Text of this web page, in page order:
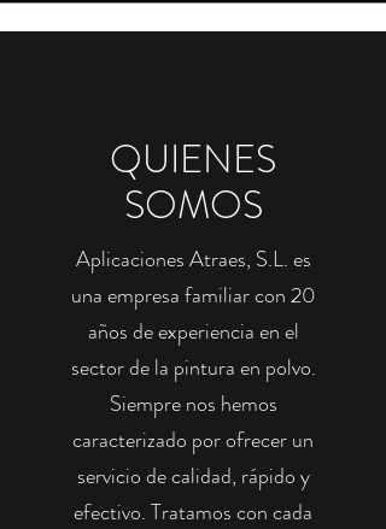
QUIENES
SOMOS
Aplicaciones Atraes, S.L. es
una empresa familiar con 20
años de experiencia en el
sector de la pintura en polvo.
Siempre nos hemos
caracterizado por ofrecer un
servicio de calidad, rápido y
efectivo. Tratamos con cada